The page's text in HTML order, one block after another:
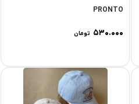
PRONTO
۵۳۰.۰۰۰ تومان